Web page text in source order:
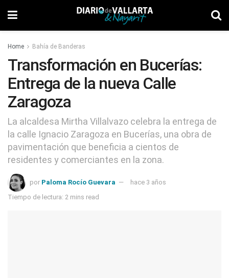
Home Bahía de Banderas
Transformación en Bucerías:
Entrega de la nueva Calle
Zaragoza
La alcaldesa Mirtha Villalvazo celebra la entrega de
la calle Ignacio Zaragoza en Bucerías, una obra de
pavimentación que beneficia a cientos de
residentes y comerciantes en la zona.
por Paloma Rocío Guevara
hace 3 años
Tiempo de lectura: 2 mins read